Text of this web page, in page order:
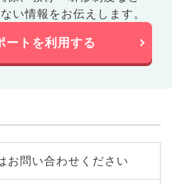
い情報をお伝えします。
ートを利用する
お問い合わせください